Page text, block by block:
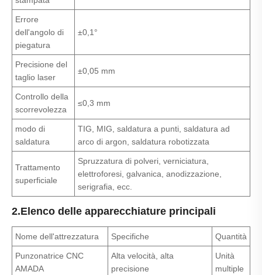
Errore
dell'angolo di
piegatura
±0,1°
Precisione del
taglio laser
±0,05 mm
Controllo della
scorrevolezza
≤0,3 mm
modo di
saldatura
TIG, MIG, saldatura a punti, saldatura ad
arco di argon, saldatura robotizzata
Trattamento
superficiale
Spruzzatura di polveri, verniciatura,
elettroforesi, galvanica, anodizzazione,
serigrafia, ecc.
2.Elenco delle apparecchiature principali
Nome dell'attrezzatura Specifiche Quantità
Punzonatrice CNC
AMADA
Alta velocità, alta
precisione
Unità
multiple